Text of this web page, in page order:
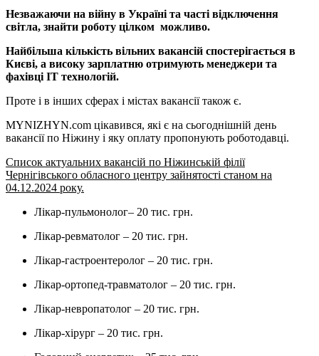
Незважаючи на війну в Україні та часті відключення
світла, знайти роботу цілком можливо.
Найбільша кількість вільних вакансій спостерігається в
Києві, а високу зарплатню отримують менеджери та
фахівці IT технологій.
Проте і в інших сферах і містах вакансії також є.
MYNIZHYN.com цікавився, які є на сьогоднішній день
вакансії по Ніжину і яку оплату пропонують роботодавці.
Список актуальних вакансій по Ніжинській філії
Чернігівського обласного центру зайнятості станом на
04.12.2024 року.
Лікар-пульмонолог– 20 тис. грн.
Лікар-ревматолог – 20 тис. грн.
Лікар-гастроентеролог – 20 тис. грн.
Лікар-ортопед-травматолог – 20 тис. грн.
Лікар-невропатолог – 20 тис. грн.
Лікар-хірург – 20 тис. грн.